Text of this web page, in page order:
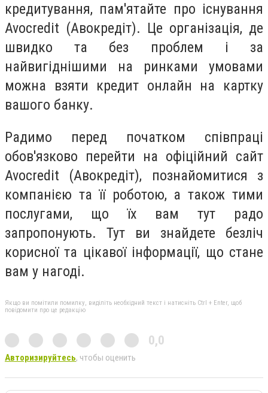
кредитування, пам'ятайте про існування
Avocredit (Авокредіт). Це організація, де
швидко та без проблем і за
найвигіднішими на ринками умовами
можна взяти кредит онлайн на картку
вашого банку.
Радимо перед початком співпраці
обов'язково перейти на офіційний сайт
Avocredit (Авокредіт), познайомитися з
компанією та її роботою, а також тими
послугами, що їх вам тут радо
запропонують. Тут ви знайдете безліч
корисної та цікавої інформації, що стане
вам у нагоді.
Якщо ви помітили помилку, виділіть необхідний текст і натисніть Ctrl + Enter, щоб
повідомити про це редакцію
0,0
Авторизируйтесь, чтобы оценить